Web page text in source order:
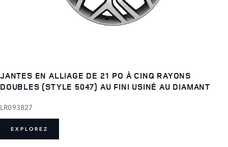
JANTES EN ALLIAGE DE 21 PO À CINQ RAYONS
DOUBLES (STYLE 5047) AU FINI USINÉ AU DIAMANT
LR093827
EXPLOREZ